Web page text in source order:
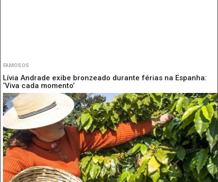
FAMOSOS
Lívia Andrade exibe bronzeado durante férias na Espanha:
‘Viva cada momento’